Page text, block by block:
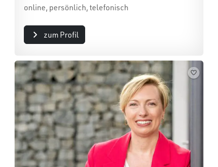
online, persönlich, telefonisch
zum Profil